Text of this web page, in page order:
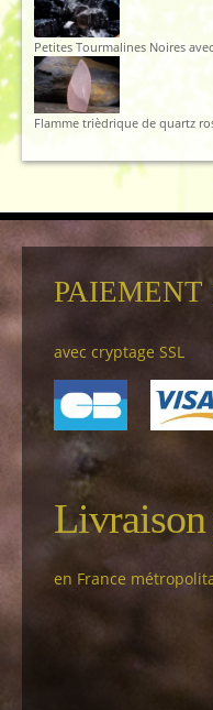
Petites Tourmalines Noires
Flamme trièdrique de quartz
PAIEMENT
avec cryptage SSL
en France